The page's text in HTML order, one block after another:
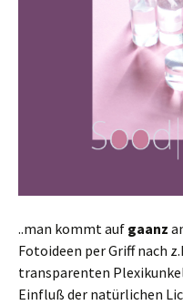
..man kommt auf gaanz
Fotoideen per Griff nach
transparenten
Einfluß der natürlichen